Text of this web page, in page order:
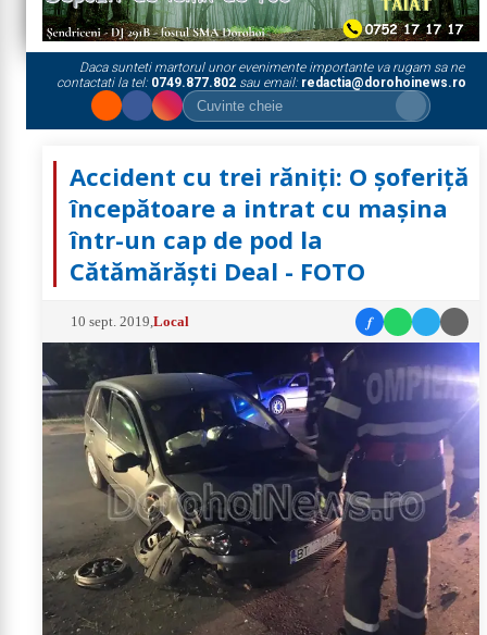
Daca sunteti martorul unor evenimente importante va rugam sa ne
contactati la tel: 0749.877.802sau email: redactia@dorohoinews.ro
Accident cu trei răniți: O șoferiță
începătoare a intrat cu mașina
într-un cap de pod la
Cătămărăști Deal - FOTO
10 sept. 2019 ,Local f